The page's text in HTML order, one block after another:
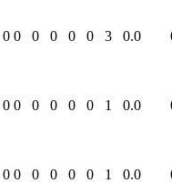
0 0 0 0 0 0 3 0.0
0 0 0 0 0 0 1 0.0
0 0 0 0 0 0 1 0.0